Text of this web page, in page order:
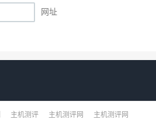
网址
主机测评 主机测评网
主机测评网